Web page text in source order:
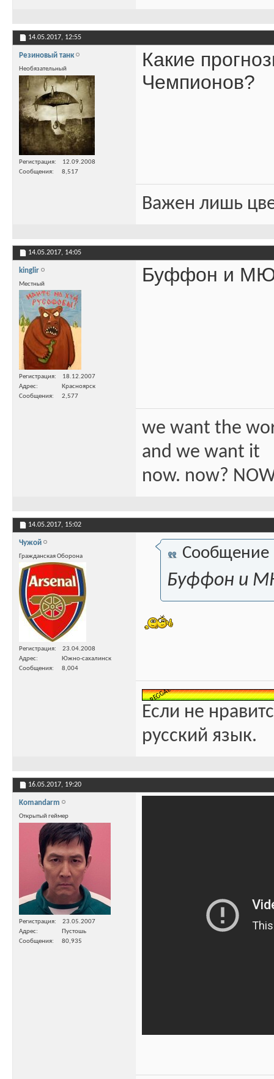
14.05.2017, 12:55
Резиновый танк
Необязательный
Регистрация
12.09.2008
Сообщения
8,517
Какие
Чемпионов?
Важен лишь
14.05.2017, 14:05
kinglir
Местный
Регистрация
18.12.2007
Адрес
Красноярск
Сообщения
2,577
Буффон и
we want the
and we want it
now. now?
14.05.2017, 15:02
Чужой
Гражданская Оборона
Регистрация
23.04.2008
Адрес
Южно-сахалинск
Сообщения
8,004
Сообщение
Буффон и
Если не
русский язык.
16.05.2017, 19:20
Komandarm
Открытый геймер
Регистрация
23.05.2007
Адрес
Пустошь
Сообщения
80,935